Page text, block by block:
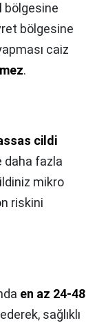
bölgesine
bölgesine
caiz
.
cildi
daha fazla
mikro
riskini
en az 24-48
sağlıklı